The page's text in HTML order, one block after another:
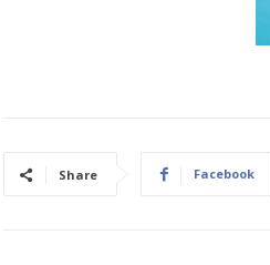
Share Facebook